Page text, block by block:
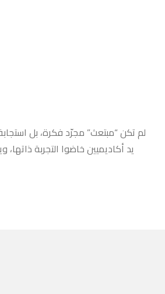
لم تكن “مبتعث” مجرّد فكرة، بل
يد أكاديميين خاضوا التجربة